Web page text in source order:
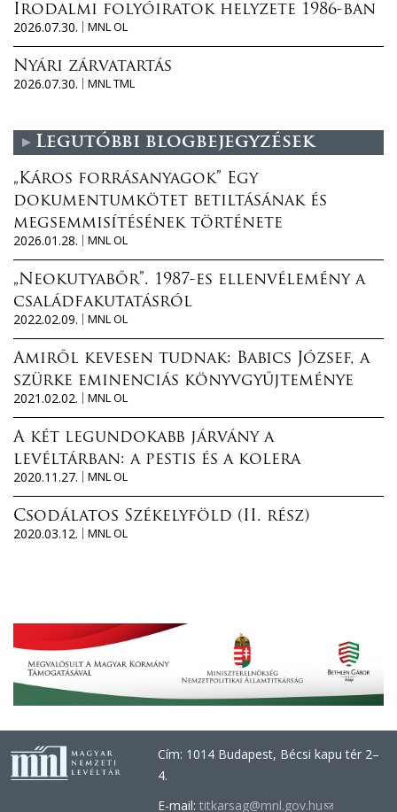
Irodalmi folyóiratok helyzete 1986-ban
2026.07.30.
MNL OL
Nyári zárvatartás
2026.07.30.
MNL TML
Legutóbbi blogbejegyzések
„Káros forrásanyagok” Egy
dokumentumkötet betiltásának és
megsemmisítésének története
2026.01.28.
MNL OL
„Neokutyabőr”. 1987-es ellenvélemény a
családfakutatásról
2022.02.09.
MNL OL
Amiről kevesen tudnak: Babics József, a
szürke eminenciás könyvgyűjteménye
2021.02.02.
MNL OL
A két legundokabb járvány a
levéltárban: a pestis és a kolera
2020.11.27.
MNL OL
Csodálatos Székelyföld (II. rész)
2020.03.12.
MNL OL
Cím: 1014 Budapest, Bécsi kapu tér 2–
4.
E-mail:titkarsag@mnl.gov.hu(link